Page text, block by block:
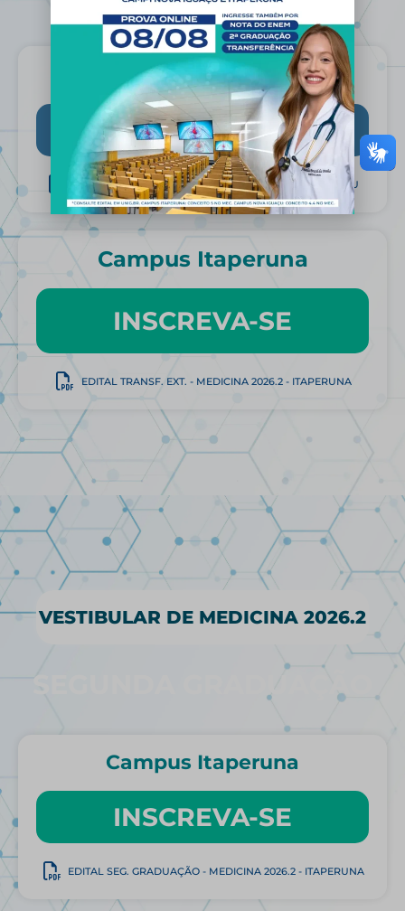
Campus Nova Iguaçu
INSCREVA-SE
EDITAL TRANSF. EXT. - MEDICINA 2026.2 - NOVA IGUAÇU
Campus Itaperuna
INSCREVA-SE
EDITAL TRANSF. EXT. - MEDICINA 2026.2 - ITAPERUNA
VESTIBULAR DE MEDICINA 2026.2
SEGUNDA GRADUAÇÃO
Campus Itaperuna
INSCREVA-SE
EDITAL SEG. GRADUAÇÃO - MEDICINA 2026.2 - ITAPERUNA